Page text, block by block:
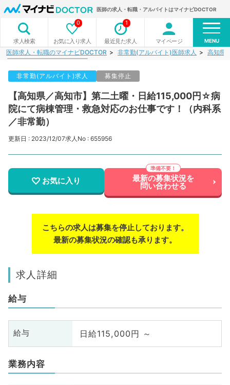
医師の求人・転職・アルバイトはマイナビDOCTOR
求人検索 お気に入り求人
0
最近見た求人
1
マイページ MENU
医師求人・転職のマイナビDOCTOR 非常勤(アルバイト)医師求人 高知県
非常勤(アルバイト)求人 募集停止
【高知県／高知市】第二土曜・日給115,000円☆病
院にて病棟管理・救急対応のお仕事です！（内科系
／非常勤）
更新日 : 2023/12/07求人No : 655956
お気に入り 最新の募集状況を
問い合わせる
こちらの求人は募集を停止しております。
最新の募集状況の確認も承ります。
求人詳細
給与
給与 日給115,000円 ～
業務内容